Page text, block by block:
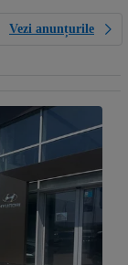
Vezi anunțurile